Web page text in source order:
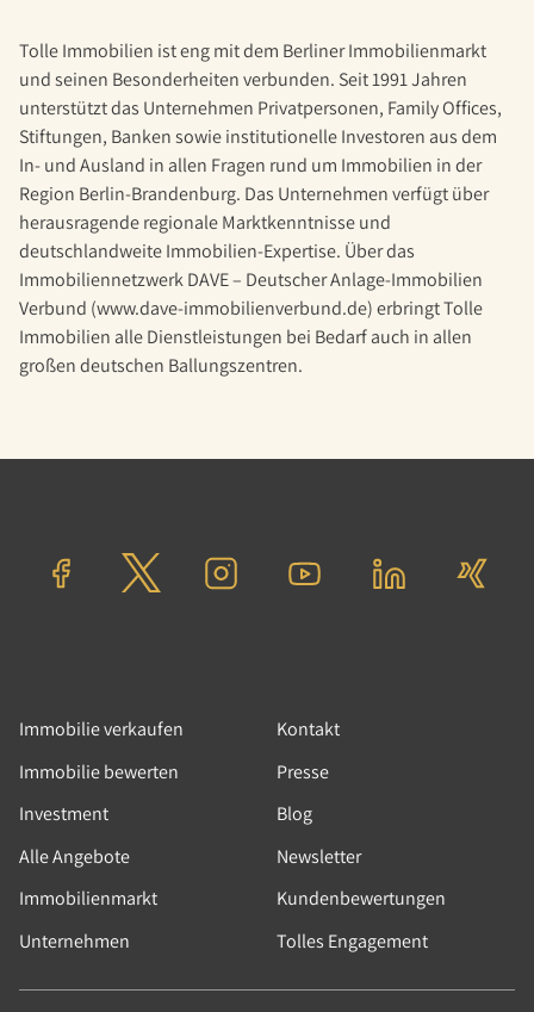
Tolle Immobilien ist eng mit dem Berliner Immobilienmarkt
und seinen Besonderheiten verbunden. Seit 1991 Jahren
unterstützt das Unternehmen Privatpersonen, Family Offices,
Stiftungen, Banken sowie institutionelle Investoren aus dem
In- und Ausland in allen Fragen rund um Immobilien in der
Region Berlin-Brandenburg. Das Unternehmen verfügt über
herausragende regionale Marktkenntnisse und
deutschlandweite Immobilien-Expertise. Über das
Immobiliennetzwerk DAVE – Deutscher Anlage-Immobilien
Verbund (www.dave-immobilienverbund.de) erbringt Tolle
Immobilien alle Dienstleistungen bei Bedarf auch in allen
großen deutschen Ballungszentren.
Immobilie verkaufen
Immobilie bewerten
Investment
Alle Angebote
Immobilienmarkt
Unternehmen
Kontakt
Presse
Blog
Newsletter
Kundenbewertungen
Tolles Engagement